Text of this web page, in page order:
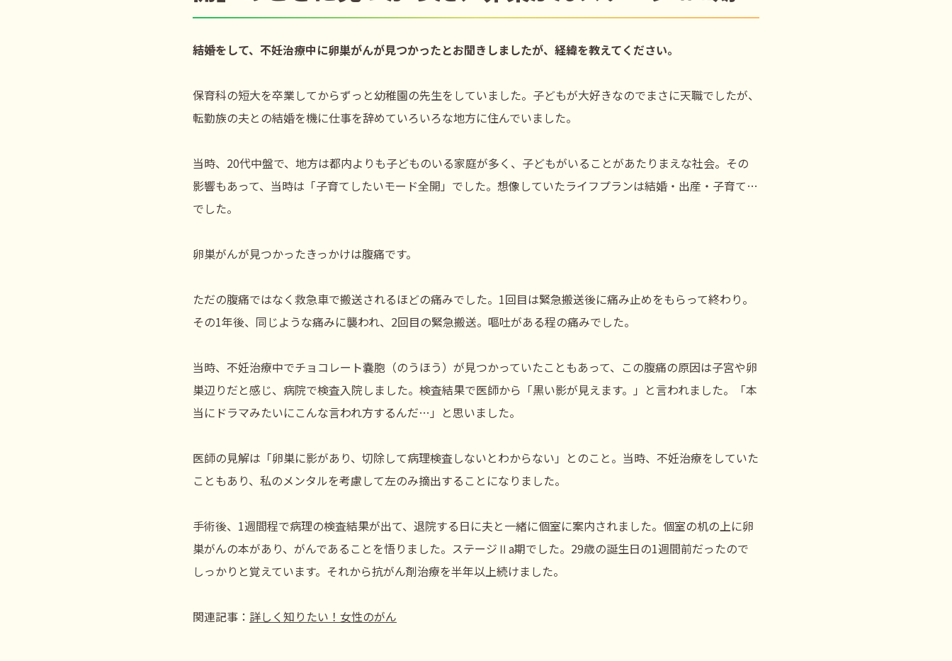
―――結婚をして、不妊治療中に卵巣がんが見つかったとお聞きしましたが、経緯を教えてください。
保育科の短大を卒業してからずっと幼稚園の先生をしていました。子どもが大好きなのでまさに天職でしたが、
転勤族の夫との結婚を機に仕事を辞めていろいろな地方に住んでいました。
当時、20代中盤で、地方は都内よりも子どものいる家庭が多く、子どもがいることがあたりまえな社会。その
影響もあって、当時は「子育てしたいモード全開」でした。想像していたライフプランは結婚・出産・子育て…
でした。
卵巣がんが見つかったきっかけは腹痛です。
ただの腹痛ではなく救急車で搬送されるほどの痛みでした。1回目は緊急搬送後に痛み止めをもらって終わり。
その1年後、同じような痛みに襲われ、2回目の緊急搬送。嘔吐がある程の痛みでした。
当時、不妊治療中でチョコレート嚢胞（のうほう）が見つかっていたこともあって、この腹痛の原因は子宮や卵
巣辺りだと感じ、病院で検査入院しました。検査結果で医師から「黒い影が見えます。」と言われました。「本
当にドラマみたいにこんな言われ方するんだ…」と思いました。
医師の見解は「卵巣に影があり、切除して病理検査しないとわからない」とのこと。当時、不妊治療をしていた
こともあり、私のメンタルを考慮して左のみ摘出することになりました。
手術後、1週間程で病理の検査結果が出て、退院する日に夫と一緒に個室に案内されました。個室の机の上に卵
巣がんの本があり、がんであることを悟りました。ステージⅡa期でした。29歳の誕生日の1週間前だったので
しっかりと覚えています。それから抗がん剤治療を半年以上続けました。
関連記事： 詳しく知りたい！女性のがん